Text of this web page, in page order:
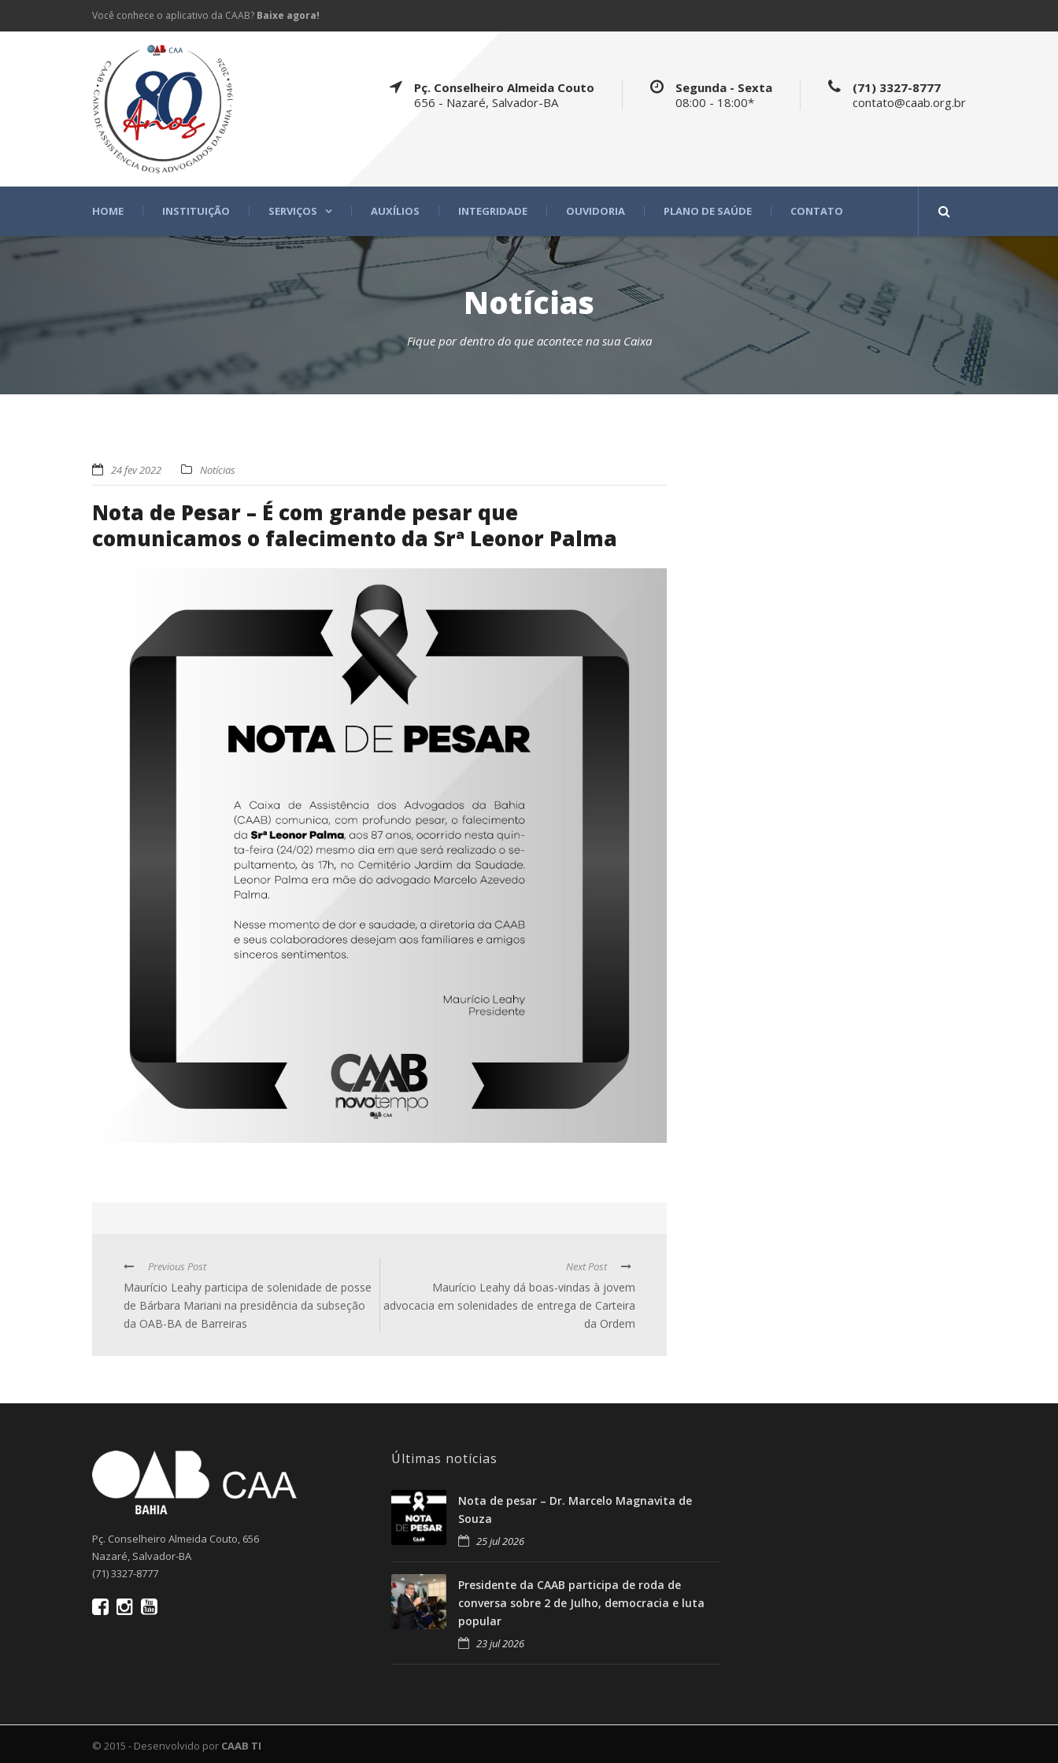
Você conhece o aplicativo da CAAB? Baixe agora!
Pç. Conselheiro Almeida Couto
656 - Nazaré, Salvador-BA
Segunda - Sexta
08:00 - 18:00*
(71) 3327-8777
contato@caab.org.br
HOME INSTITUIÇÃO SERVIÇOS AUXÍLIOS INTEGRIDADE OUVIDORIA PLANO DE SAÚDE CONTATO
Notícias
Fique por dentro do que acontece na sua Caixa
24 fev 2022 Notícias
Nota de Pesar – É com grande pesar que
comunicamos o falecimento da Srª Leonor Palma
Previous Post
Maurício Leahy participa de solenidade de posse
de Bárbara Mariani na presidência da subseção
da OAB-BA de Barreiras
Next Post
Maurício Leahy dá boas-vindas à jovem
advocacia em solenidades de entrega de Carteira
da Ordem
Pç. Conselheiro Almeida Couto, 656
Nazaré, Salvador-BA
(71) 3327-8777
Últimas notícias
Nota de pesar – Dr. Marcelo Magnavita de
Souza
25 jul 2026
Presidente da CAAB participa de roda de
conversa sobre 2 de Julho, democracia e luta
popular
23 jul 2026
© 2015 - Desenvolvido por CAAB TI